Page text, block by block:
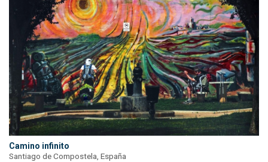
Camino infinito
Santiago de Compostela, España